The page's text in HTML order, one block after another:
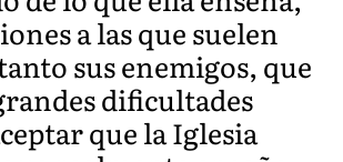
a las que suelen
sus enemigos, que
dificultades
que la Iglesia